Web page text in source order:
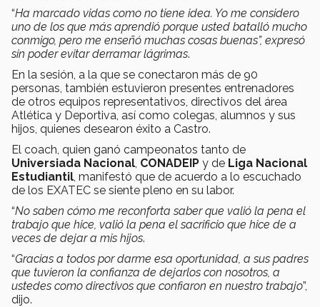
“Ha marcado vidas como no tiene idea. Yo me considero
uno de los que más aprendió porque usted batalló mucho
conmigo, pero me enseñó muchas cosas buenas”, expresó
sin poder evitar derramar lágrimas.
En la sesión, a la que se conectaron más de 90
personas, también estuvieron presentes entrenadores
de otros equipos representativos, directivos del área
Atlética y Deportiva, así como colegas, alumnos y sus
hijos, quienes desearon éxito a Castro.
El coach, quien ganó campeonatos tanto de
Universiada Nacional CONADEIP y de Liga Nacional
Estudiantil , manifestó que de acuerdo a lo escuchado
de los EXATEC se siente pleno en su labor.
“No saben cómo me reconforta saber que valió la pena el
trabajo que hice, valió la pena el sacrificio que hice de a
veces de dejar a mis hijos.
“Gracias a todos por darme esa oportunidad, a sus padres
que tuvieron la confianza de dejarlos con nosotros, a
ustedes como directivos que confiaron en nuestro trabajo”,
dijo.